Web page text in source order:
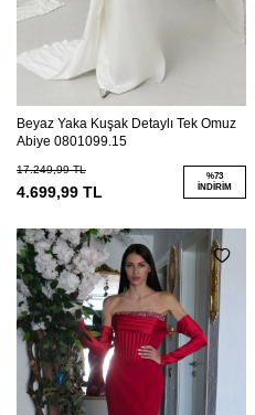
Beyaz Yaka Kuşak Detaylı Tek Omuz
Abiye 0801099.15
17.249,99TL
4.699,99 TL
%73
İNDIRIM